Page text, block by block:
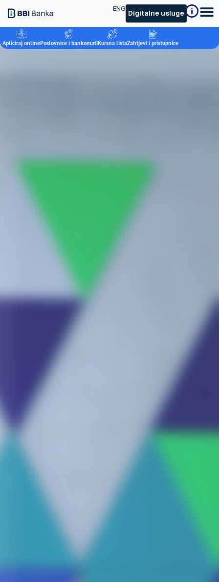
Digitalne usluge
ENG
Apliciraj onlinePoslovnice i bankomatiKursna listaZahtjevi i pristupnice